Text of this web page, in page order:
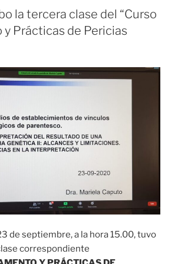
la tercera clase del “Curso
y Prácticas de Pericias
de septiembre, a la hora 15.00, tuvo
correspondiente